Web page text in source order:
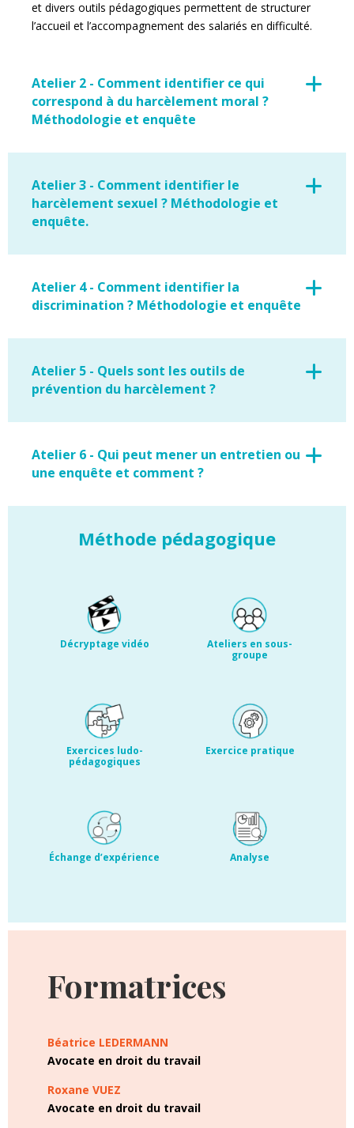
et divers outils pédagogiques permettent de structurer
l’accueil et l’accompagnement des salariés en difficulté.
Atelier 2 - Comment identifier ce qui
correspond à du harcèlement moral ?
Méthodologie et enquête
Atelier 3 - Comment identifier le
harcèlement sexuel ? Méthodologie et
enquête.
Atelier 4 - Comment identifier la
discrimination ? Méthodologie et enquête
Atelier 5 - Quels sont les outils de
prévention du harcèlement ?
Atelier 6 - Qui peut mener un entretien ou
une enquête et comment ?
Méthode pédagogique
Décryptage vidéo
Ateliers en sous-
groupe
Exercices ludo-
pédagogiques
Exercice pratique
Échange d’expérience Analyse
Formatrices
Béatrice LEDERMANN
Avocate en droit du travail
Roxane VUEZ
Avocate en droit du travail